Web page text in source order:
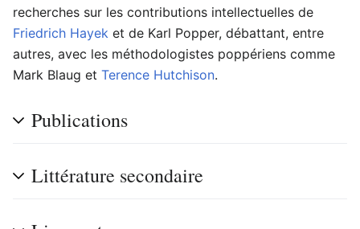
recherches sur les contributions intellectuelles de
Friedrich Hayek et de Karl Popper, débattant, entre
autres, avec les méthodologistes poppériens comme
Mark Blaug et Terence Hutchison.
Publications
Littérature secondaire